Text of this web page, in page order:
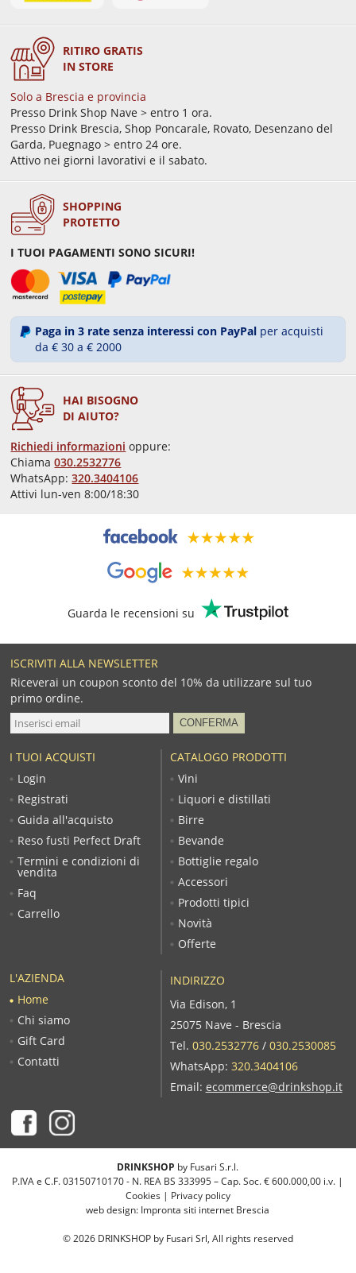
RITIRO GRATIS
IN STORE
Solo a Brescia e provincia
Presso Drink Shop Nave > entro 1 ora.
Presso Drink Brescia, Shop Poncarale, Rovato, Desenzano del
Garda, Puegnago > entro 24 ore.
Attivo nei giorni lavorativi e il sabato.
SHOPPING
PROTETTO
I TUOI PAGAMENTI SONO SICURI!
Paga in 3 rate senza interessi con PayPal per acquisti
da € 30 a € 2000
HAI BISOGNO
DI AIUTO?
Richiedi informazioni oppure:
Chiama030.2532776
WhatsApp:320.3404106
Attivi lun-ven 8:00/18:30
Guarda le recensioni su
ISCRIVITI ALLA NEWSLETTER
Riceverai un coupon sconto del 10% da utilizzare sul tuo
primo ordine.
L'AZIENDA
Home
Chi siamo
Gift Card
Contatti
CATALOGO PRODOTTI
Vini
Liquori e distillati
Birre
Bevande
Bottiglie regalo
Accessori
Prodotti tipici
Novità
Offerte
I TUOI ACQUISTI
Login
Registrati
Guida all'acquisto
Reso fusti Perfect Draft
Termini e condizioni di
vendita
Faq
Carrello
INDIRIZZO
Via Edison, 1
25075 Nave - Brescia
Tel. 030.2532776/ 030.2530085
WhatsApp: 320.3404106
Email: ecommerce@drinkshop.it
DRINKSHOP by Fusari S.r.l.
P.IVA e C.F. 03150710170 - N. REA BS 333995 – Cap. Soc. € 600.000,00 i.v. |
Cookies| Privacy policy
web design: Impronta siti internet Brescia
©2026 DRINKSHOP by Fusari Srl, All rights reserved